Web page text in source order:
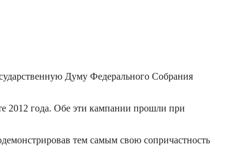
Думу Федерального Собрания
2012 года. Обе эти кампании прошли при
тем самым свою сопричастность